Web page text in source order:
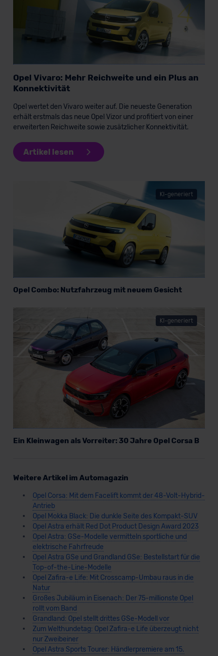
erteilen. Nähere Informationen zu den bestehenden
Datenschutzklauseln können Sie über den Kontakt zu
unserem Datenschutzbeauftragten unter
datenschutz@meinauto.de anfordern.
Impressum
Opel Vivaro: Mehr Reichweite und ein Plus an
Konnektivität
Opel wertet den Vivaro weiter auf. Die neueste Generation
erhält erstmals das neue Opel Vizor und profitiert von einer
erweiterten Reichweite sowie zusätzlicher Konnektivität.
Artikel lesen
KI-generiert
Opel Combo: Nutzfahrzeug mit neuem Gesicht
KI-generiert
Ein Kleinwagen als Vorreiter: 30 Jahre Opel Corsa B
Weitere Artikel im Automagazin
Opel Corsa: Mit dem Facelift kommt der 48-Volt-Hybrid-
Antrieb
Opel Mokka Black: Die dunkle Seite des Kompakt-SUV
Opel Astra erhält Red Dot Product Design Award 2023
Opel Astra: GSe-Modelle vermitteln sportliche und
elektrische Fahrfreude
Opel Astra GSe und Grandland GSe: Bestellstart für die
Top-of-the-Line-Modelle
Opel Zafira-e Life: Mit Crosscamp-Umbau raus in die
Natur
Großes Jubiläum in Eisenach: Der 75-millionste Opel
rollt vom Band
Grandland: Opel stellt drittes GSe-Modell vor
Zum Welthundetag: Opel Zafira-e Life überzeugt nicht
nur Zweibeiner
Opel Astra Sports Tourer: Händlerpremiere am 15.